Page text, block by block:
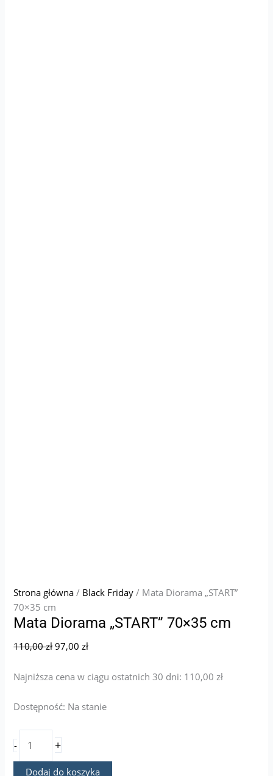
Strona główna / Black Friday / Mata Diorama „START”
70×35 cm
Mata Diorama „START” 70×35 cm
110,00zł 97,00zł
Najniższa cena w ciągu ostatnich 30 dni: 110,00 zł
Dostępność: Na stanie
- +
Dodaj do koszyka